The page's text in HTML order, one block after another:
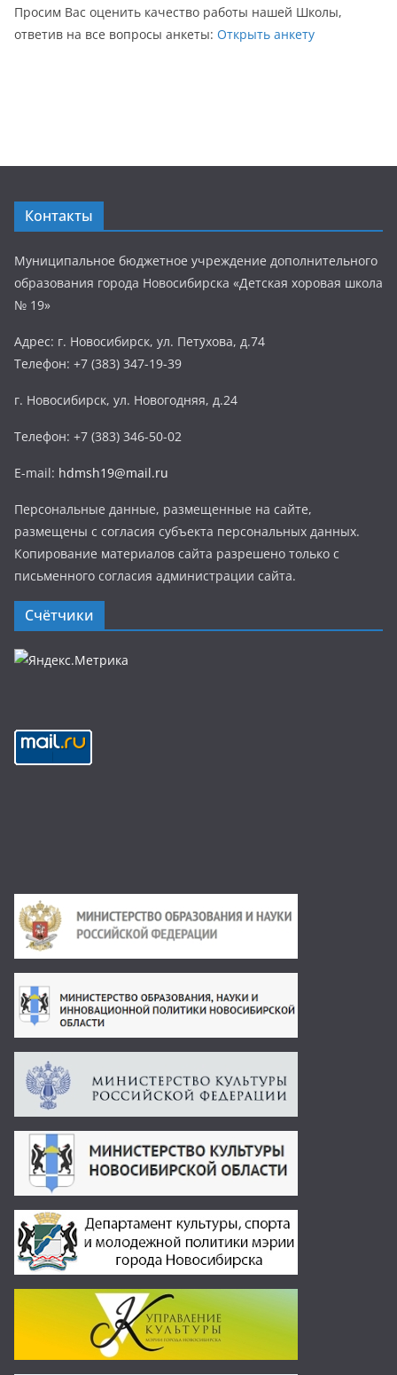
Просим Вас оценить качество работы нашей Школы,
ответив на все вопросы анкеты: Открыть анкету
Контакты
Муниципальное бюджетное учреждение дополнительного
образования города Новосибирска «Детская хоровая школа
№ 19»
Адрес: г. Новосибирск, ул. Петухова, д.74
Телефон: +7 (383) 347-19-39
г. Новосибирск, ул. Новогодняя, д.24
Телефон: +7 (383) 346-50-02
E-mail: hdmsh19@mail.ru
Персональные данные, размещенные на сайте,
размещены с согласия субъекта персональных данных.
Копирование материалов сайта разрешено только с
письменного согласия администрации сайта.
Счётчики